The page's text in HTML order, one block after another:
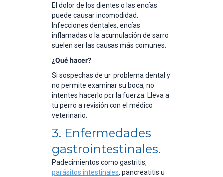
El dolor de los dientes o las encías
puede causar incomodidad.
Infecciones dentales, encías
inflamadas o la acumulación de sarro
suelen ser las causas más comunes.
¿Qué hacer?
Si sospechas de un problema dental y
no permite examinar su boca, no
intentes hacerlo por la fuerza. Lleva a
tu perro a revisión con el médico
veterinario.
3. Enfermedades
gastrointestinales.
Padecimientos como gastritis,
parásitos intestinales, pancreatitis u